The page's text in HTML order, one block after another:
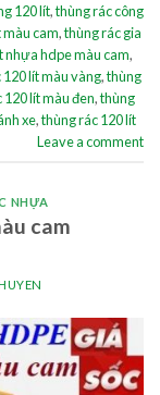
120 lít,thùng rác công
cam,thùng rác gia
nhựa hdpe màu cam,
lít màu vàng,thùng
120 lít màu đen,thùng
xe,thùng rác 120 lít
Leave a comment
NHỰA
cam